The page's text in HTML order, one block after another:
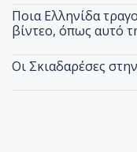
Ποια Ελληνίδα
βίντεο, όπως αυτό
Οι Σκιαδαρέσες